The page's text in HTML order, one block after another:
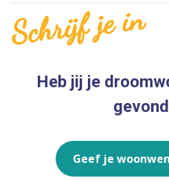
Heb jij je
Schrijf je in
Geef je